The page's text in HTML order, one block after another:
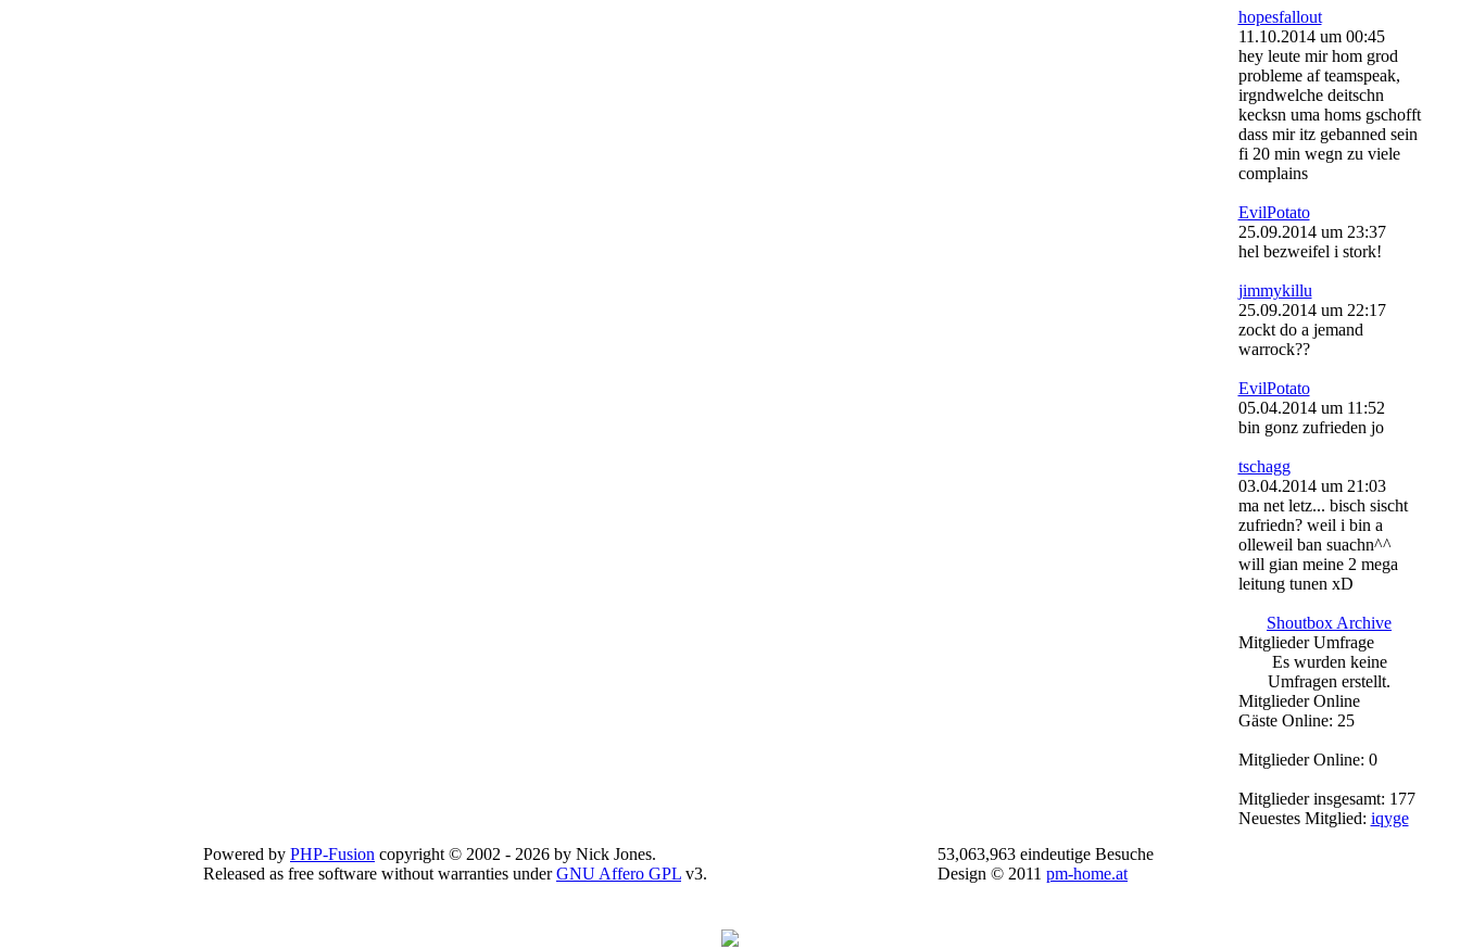
hopesfallout
11.10.2014 um 00:45
hey leute mir hom grod
probleme af teamspeak,
irgndwelche deitschn
kecksn uma homs gschofft
dass mir itz gebanned sein
fi 20 min wegn zu viele
complains
EvilPotato
25.09.2014 um 23:37
hel bezweifel i stork!
jimmykillu
25.09.2014 um 22:17
zockt do a jemand
warrock??
EvilPotato
05.04.2014 um 11:52
bin gonz zufrieden jo
tschagg
03.04.2014 um 21:03
ma net letz... bisch sischt
zufriedn? weil i bin a
olleweil ban suachn^^
will gian meine 2 mega
leitung tunen xD
Shoutbox Archive
Mitglieder Umfrage
Es wurden keine
Umfragen erstellt.
Mitglieder Online
Gäste Online: 25
Mitglieder Online: 0
Mitglieder insgesamt: 177
Neuestes Mitglied: iqyge
Powered by PHP-Fusion copyright © 2002 - 2026 by Nick Jones.
Released as free software without warranties underGNU Affero GPL v3.
53,063,963 eindeutige Besuche
Design © 2011 pm-home.at